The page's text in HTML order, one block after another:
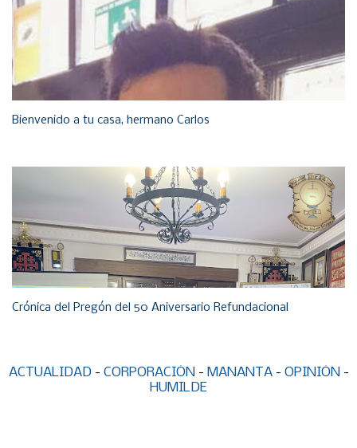
Bienvenido a tu casa, hermano Carlos
Crónica del Pregón del 50 Aniversario Refundacional
ACTUALIDAD - CORPORACIÓN- MANANTA- OPINIÓN-
HUMILDE